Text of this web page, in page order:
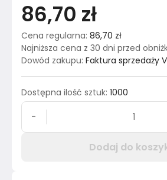
86,70 zł
Cena regularna: 86,70 zł
Najniższa cena z 30 dni przed
Dowód zakupu: Faktura sprzedaży
Dostępna ilość sztuk: 1000
-
Dodaj do